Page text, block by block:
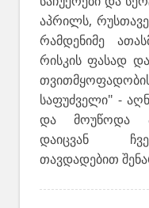
აპრილს,
რამდენიმე
რისკის ფასად
საფუძველი" -
და მოუწოდა
დაიცვან
თავდადებით